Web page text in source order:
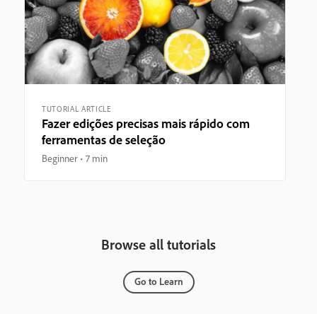
TUTORIAL ARTICLE
Fazer edições precisas mais rápido com
ferramentas de seleção
Beginner 7 min
Browse all tutorials
Go to Learn